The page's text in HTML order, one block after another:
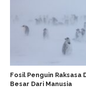
Fosil Penguin Raksasa
Besar Dari Manusia